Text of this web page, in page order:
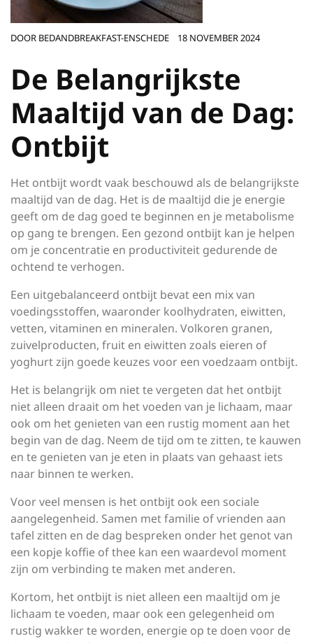
DOOR BEDANDBREAKFAST-ENSCHEDE 18 NOVEMBER 2024
De Belangrijkste
Maaltijd van de Dag:
Ontbijt
Het ontbijt wordt vaak beschouwd als de belangrijkste
maaltijd van de dag. Het is de maaltijd die je energie
geeft om de dag goed te beginnen en je metabolisme
op gang te brengen. Een gezond ontbijt kan je helpen
om je concentratie en productiviteit gedurende de
ochtend te verhogen.
Een uitgebalanceerd ontbijt bevat een mix van
voedingsstoffen, waaronder koolhydraten, eiwitten,
vetten, vitaminen en mineralen. Volkoren granen,
zuivelproducten, fruit en eiwitten zoals eieren of
yoghurt zijn goede keuzes voor een voedzaam ontbijt.
Het is belangrijk om niet te vergeten dat het ontbijt
niet alleen draait om het voeden van je lichaam, maar
ook om het genieten van een rustig moment aan het
begin van de dag. Neem de tijd om te zitten, te kauwen
en te genieten van je eten in plaats van gehaast iets
naar binnen te werken.
Voor veel mensen is het ontbijt ook een sociale
aangelegenheid. Samen met familie of vrienden aan
tafel zitten en de dag bespreken onder het genot van
een kopje koffie of thee kan een waardevol moment
zijn om verbinding te maken met anderen.
Kortom, het ontbijt is niet alleen een maaltijd om je
lichaam te voeden, maar ook een gelegenheid om
rustig wakker te worden, energie op te doen voor de